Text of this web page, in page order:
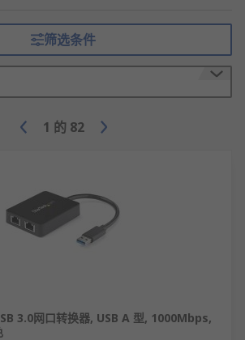
筛选条件
1 的 82
3.0网口转换器, USB A 型, 1000Mbps,